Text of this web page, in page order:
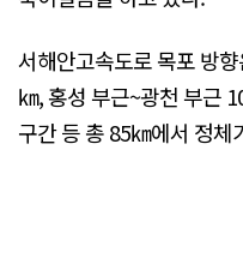
서해안고속도로 목포 방
㎞, 홍성 부근~광천 부근
구간 등 총 85㎞에서 정체